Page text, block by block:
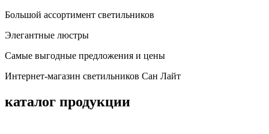
Большой ассортимент светильников
Элегантные люстры
Самые выгодные предложения и цены
Интернет-магазин светильников Сан Лайт
каталог продукции